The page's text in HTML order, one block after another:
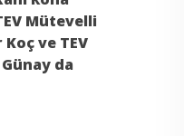
Mütevelli
ve TEV
da